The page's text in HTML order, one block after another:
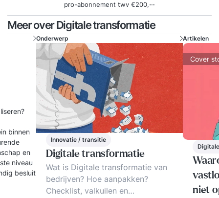
pro-abonnement twv €200,--
Meer over Digitale transformatie
binnen
en
niveau
besluit
Onderwerp
Innovatie / transitie
Digitale transformatie
Wat is Digitale transformatie van
bedrijven? Hoe aanpakken?
Checklist, valkuilen en
Artikelen
Cover
niet